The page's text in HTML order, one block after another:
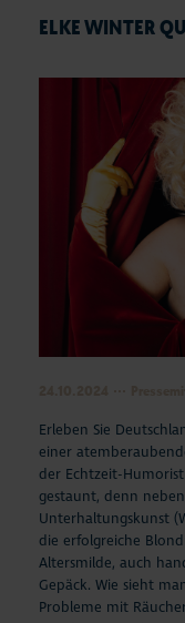
ELKE WINTER
Erleben Sie
einer
der Echtzeit-
gestaunt, denn
Unterhaltungskunst
die erfolgreiche
Altersmilde, auch
Gepäck. Wie sieht
Probleme mit